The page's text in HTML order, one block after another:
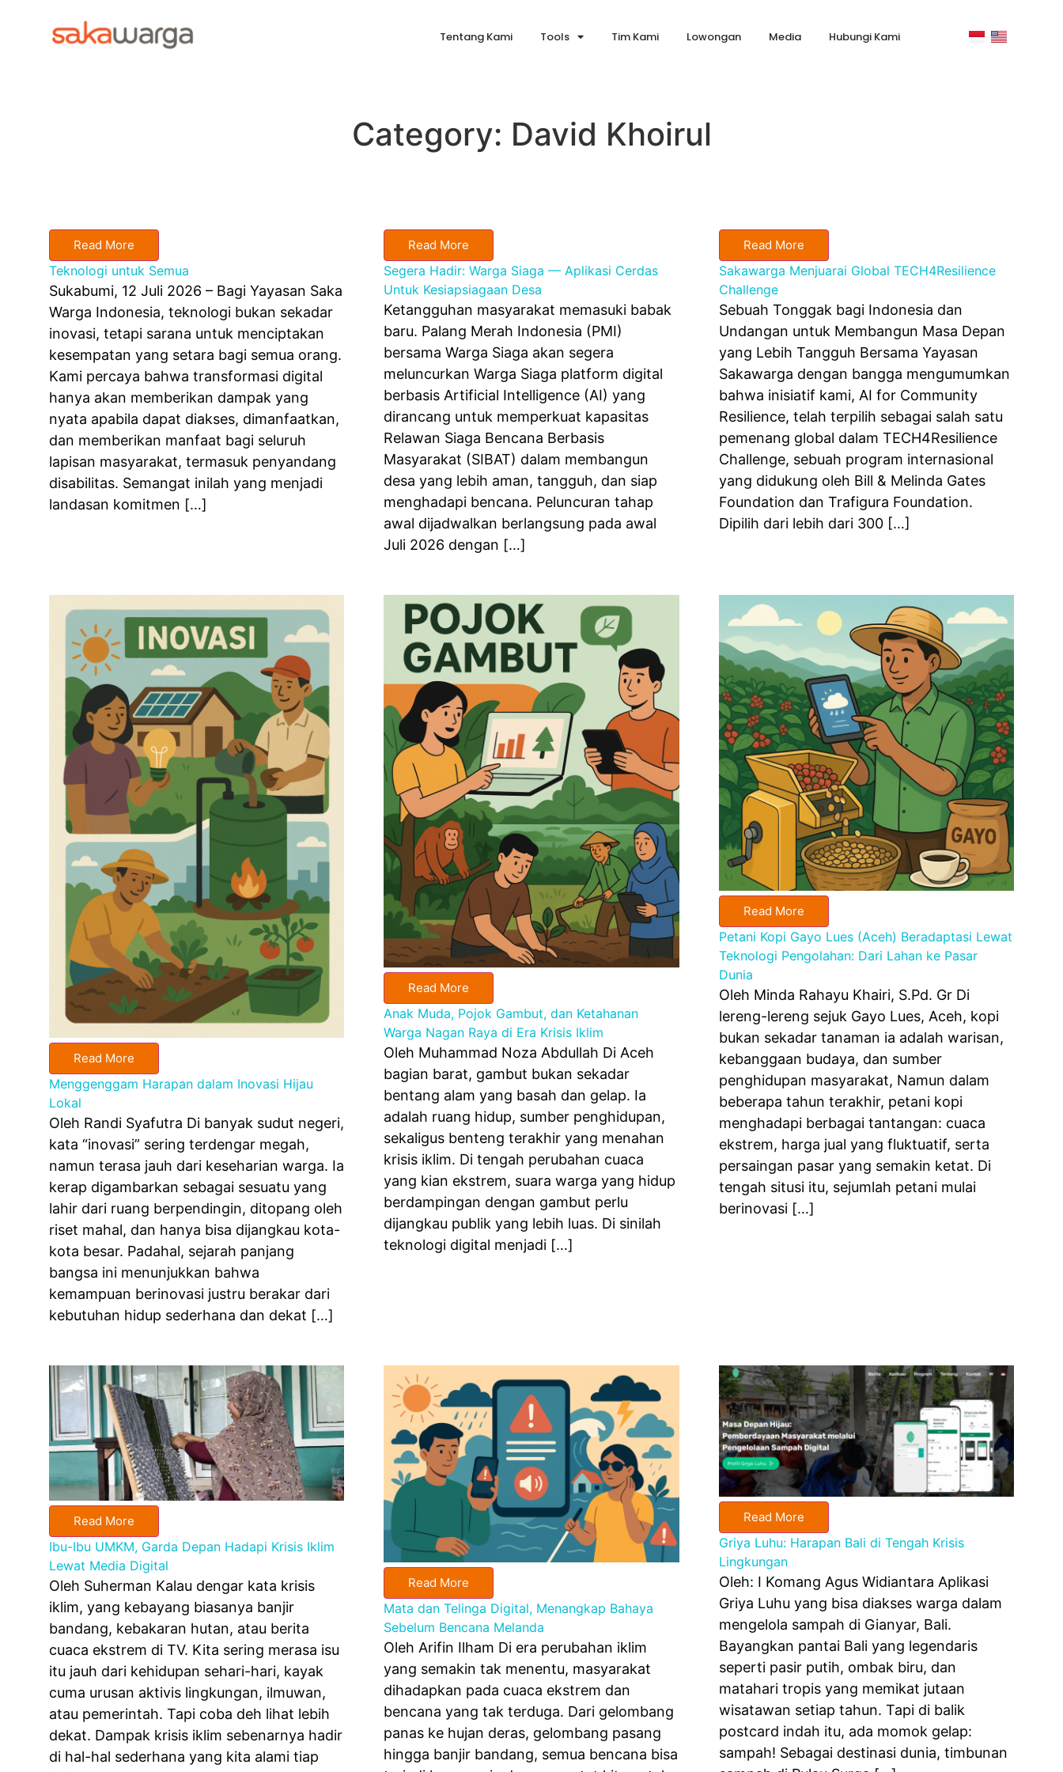
Tentang Kami Tools Tim Kami Lowongan Media Hubungi Kami
Category: David Khoirul
Read More
Teknologi untuk Semua
Sukabumi, 12 Juli 2026 – Bagi Yayasan Saka
Warga Indonesia, teknologi bukan sekadar
inovasi, tetapi sarana untuk menciptakan
kesempatan yang setara bagi semua orang.
Kami percaya bahwa transformasi digital
hanya akan memberikan dampak yang
nyata apabila dapat diakses, dimanfaatkan,
dan memberikan manfaat bagi seluruh
lapisan masyarakat, termasuk penyandang
disabilitas. Semangat inilah yang menjadi
landasan komitmen […]
Read More
Segera Hadir: Warga Siaga — Aplikasi Cerdas
Untuk Kesiapsiagaan Desa
Ketangguhan masyarakat memasuki babak
baru. Palang Merah Indonesia (PMI)
bersama Warga Siaga akan segera
meluncurkan Warga Siaga platform digital
berbasis Artificial Intelligence (AI) yang
dirancang untuk memperkuat kapasitas
Relawan Siaga Bencana Berbasis
Masyarakat (SIBAT) dalam membangun
desa yang lebih aman, tangguh, dan siap
menghadapi bencana. Peluncuran tahap
awal dijadwalkan berlangsung pada awal
Juli 2026 dengan […]
Read More
Sakawarga Menjuarai Global TECH4Resilience
Challenge
Sebuah Tonggak bagi Indonesia dan
Undangan untuk Membangun Masa Depan
yang Lebih Tangguh Bersama Yayasan
Sakawarga dengan bangga mengumumkan
bahwa inisiatif kami, AI for Community
Resilience, telah terpilih sebagai salah satu
pemenang global dalam TECH4Resilience
Challenge, sebuah program internasional
yang didukung oleh Bill & Melinda Gates
Foundation dan Trafigura Foundation.
Dipilih dari lebih dari 300 […]
Read More
Menggenggam Harapan dalam Inovasi Hijau
Lokal
Oleh Randi Syafutra Di banyak sudut negeri,
kata “inovasi” sering terdengar megah,
namun terasa jauh dari keseharian warga. Ia
kerap digambarkan sebagai sesuatu yang
lahir dari ruang berpendingin, ditopang oleh
riset mahal, dan hanya bisa dijangkau kota-
kota besar. Padahal, sejarah panjang
bangsa ini menunjukkan bahwa
kemampuan berinovasi justru berakar dari
kebutuhan hidup sederhana dan dekat […]
Read More
Anak Muda, Pojok Gambut, dan Ketahanan
Warga Nagan Raya di Era Krisis Iklim
Oleh Muhammad Noza Abdullah Di Aceh
bagian barat, gambut bukan sekadar
bentang alam yang basah dan gelap. Ia
adalah ruang hidup, sumber penghidupan,
sekaligus benteng terakhir yang menahan
krisis iklim. Di tengah perubahan cuaca
yang kian ekstrem, suara warga yang hidup
berdampingan dengan gambut perlu
dijangkau publik yang lebih luas. Di sinilah
teknologi digital menjadi […]
Read More
Petani Kopi Gayo Lues (Aceh) Beradaptasi Lewat
Teknologi Pengolahan: Dari Lahan ke Pasar
Dunia
Oleh Minda Rahayu Khairi, S.Pd. Gr Di
lereng-lereng sejuk Gayo Lues, Aceh, kopi
bukan sekadar tanaman ia adalah warisan,
kebanggaan budaya, dan sumber
penghidupan masyarakat, Namun dalam
beberapa tahun terakhir, petani kopi
menghadapi berbagai tantangan: cuaca
ekstrem, harga jual yang fluktuatif, serta
persaingan pasar yang semakin ketat. Di
tengah situsi itu, sejumlah petani mulai
berinovasi […]
Read More
Ibu-Ibu UMKM, Garda Depan Hadapi Krisis Iklim
Lewat Media Digital
Oleh Suherman Kalau dengar kata krisis
iklim, yang kebayang biasanya banjir
bandang, kebakaran hutan, atau berita
cuaca ekstrem di TV. Kita sering merasa isu
itu jauh dari kehidupan sehari-hari, kayak
cuma urusan aktivis lingkungan, ilmuwan,
atau pemerintah. Tapi coba deh lihat lebih
dekat. Dampak krisis iklim sebenarnya hadir
di hal-hal sederhana yang kita alami tiap
Read More
Mata dan Telinga Digital, Menangkap Bahaya
Sebelum Bencana Melanda
Oleh Arifin Ilham Di era perubahan iklim
yang semakin tak menentu, masyarakat
dihadapkan pada cuaca ekstrem dan
bencana yang tak terduga. Dari gelombang
panas ke hujan deras, gelombang pasang
hingga banjir bandang, semua bencana bisa
Read More
Griya Luhu: Harapan Bali di Tengah Krisis
Lingkungan
Oleh: I Komang Agus Widiantara Aplikasi
Griya Luhu yang bisa diakses warga dalam
mengelola sampah di Gianyar, Bali.
Bayangkan pantai Bali yang legendaris
seperti pasir putih, ombak biru, dan
matahari tropis yang memikat jutaan
wisatawan setiap tahun. Tapi di balik
postcard indah itu, ada momok gelap:
sampah! Sebagai destinasi dunia, timbunan